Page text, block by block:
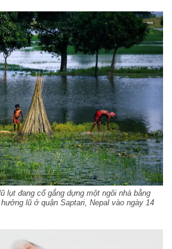
lụt đang cố gắng dựng một ngôi nhà bằng
lũ ở quận Saptari, Nepal vào ngày 14